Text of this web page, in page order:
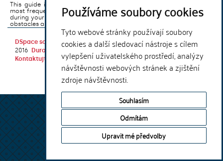
Používáme soubory cookies
Tyto webové stránky používají soubory
cookies a další sledovací nástroje s cílem
vylepšení uživatelského prostředí, analýzy
návštěvnosti webových stránek a zjištění
zdroje návštěvnosti.
Souhlasím
Odmítám
Upravit mé předvolby
This guide introduces the e-learning support tools that are used
most frequently at Charles University and that you may encounter
during your studies. It will also help you to avoid the most common
obstacles associated ...
DSpace softwarecopyright © 2002-
2016
DuraSpace
Kontaktujte nás |Vyjádření názoru
Theme by